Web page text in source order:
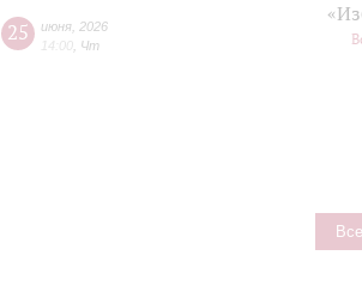
25 июня 2026
14:00 Чт